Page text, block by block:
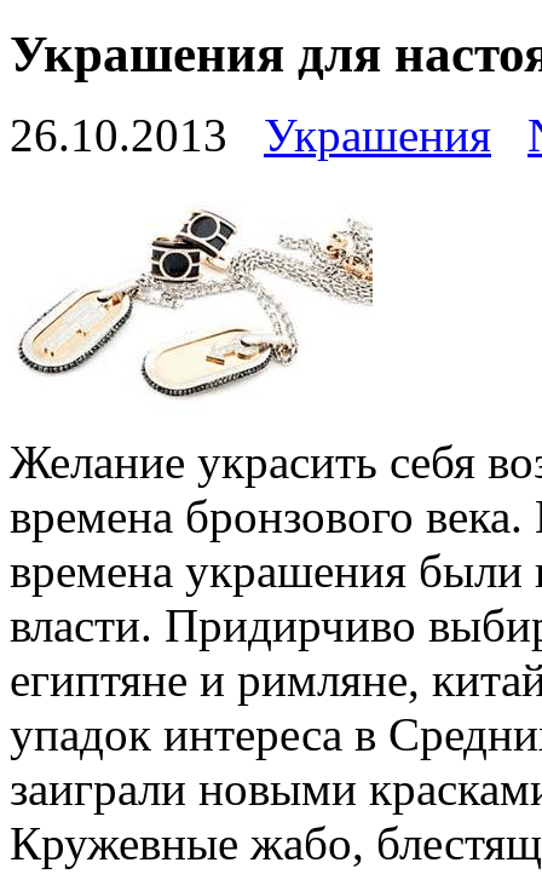
Украшения для
26.10.2013 Украшения
Желание украсить себя
времена бронзового
времена украшения были
власти. Придирчиво
египтяне и римляне,
упадок интереса в
заиграли новыми
Кружевные жабо,